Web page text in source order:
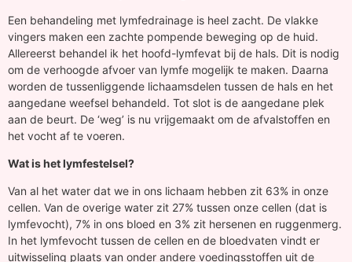
Een behandeling met lymfedrainage is heel zacht. De vlakke
vingers maken een zachte pompende beweging op de huid.
Allereerst behandel ik het hoofd-lymfevat bij de hals. Dit is nodig
om de verhoogde afvoer van lymfe mogelijk te maken. Daarna
worden de tussenliggende lichaamsdelen tussen de hals en het
aangedane weefsel behandeld. Tot slot is de aangedane plek
aan de beurt. De ‘weg’ is nu vrijgemaakt om de afvalstoffen en
het vocht af te voeren.
Wat is het lymfestelsel?
Van al het water dat we in ons lichaam hebben zit 63% in onze
cellen. Van de overige water zit 27% tussen onze cellen (dat is
lymfevocht), 7% in ons bloed en 3% zit hersenen en ruggenmerg.
In het lymfevocht tussen de cellen en de bloedvaten vindt er
uitwisseling plaats van onder andere voedingsstoffen uit de